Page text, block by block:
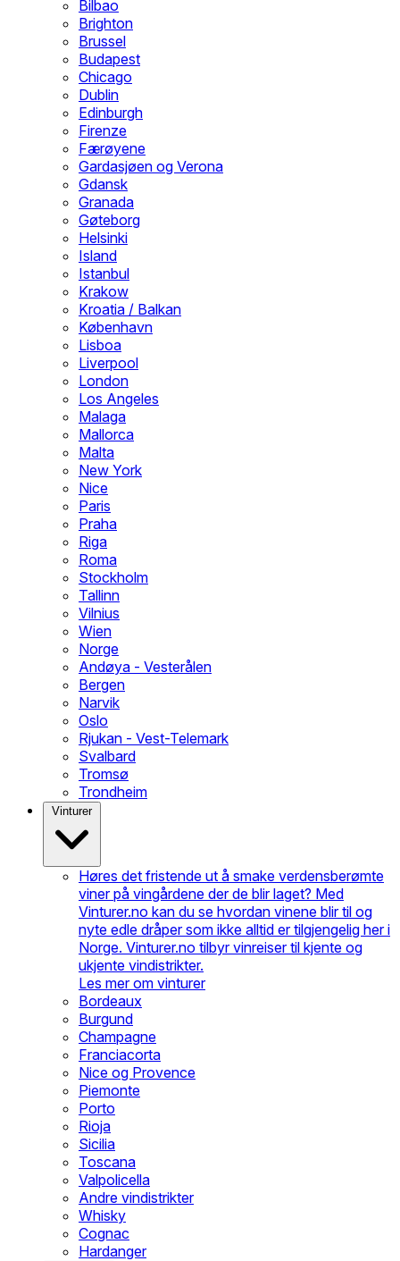
Bilbao
Brighton
Brussel
Budapest
Chicago
Dublin
Edinburgh
Firenze
Færøyene
Gardasjøen og Verona
Gdansk
Granada
Gøteborg
Helsinki
Island
Istanbul
Krakow
Kroatia / Balkan
København
Lisboa
Liverpool
London
Los Angeles
Malaga
Mallorca
Malta
New York
Nice
Paris
Praha
Riga
Roma
Stockholm
Tallinn
Vilnius
Wien
Norge
Andøya - Vesterålen
Bergen
Narvik
Oslo
Rjukan - Vest-Telemark
Svalbard
Tromsø
Trondheim
Vinturer
Høres det fristende ut å smake verdensberømte
viner på vingårdene der de blir laget? Med
Vinturer.no kan du se hvordan vinene blir til og
nyte edle dråper som ikke alltid er tilgjengelig her i
Norge. Vinturer.no tilbyr vinreiser til kjente og
ukjente vindistrikter.
Les mer om vinturer
Bordeaux
Burgund
Champagne
Franciacorta
Nice og Provence
Piemonte
Porto
Rioja
Sicilia
Toscana
Valpolicella
Andre vindistrikter
Whisky
Cognac
Hardanger